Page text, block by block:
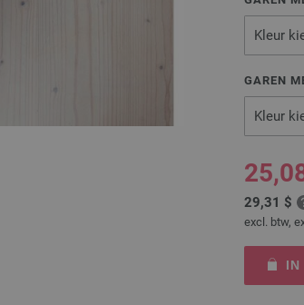
Kleur
GAREN
Kleur
29,31 $
excl. btw,
IN